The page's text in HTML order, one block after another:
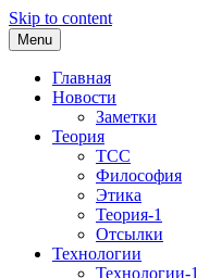
Skip to content
Menu
Главная
Новости
Заметки
Теория
ТСС
Философия
Этика
Теория-1
Отсылки
Технологии
Технологии-1